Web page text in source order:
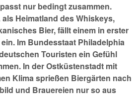
nur bedingt zusammen.
Heimatland des Whiskeys,
Bier, fällt einem in erster
Im Bundesstaat Philadelphia
Touristen ein Gefühl
In der Ostküstenstadt mit
Klima sprießen Biergärten nach
und Brauereien nur so aus